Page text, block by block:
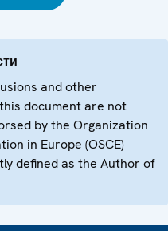
and other
document are not
by the Organization
in Europe (OSCE)
defined as the Author of